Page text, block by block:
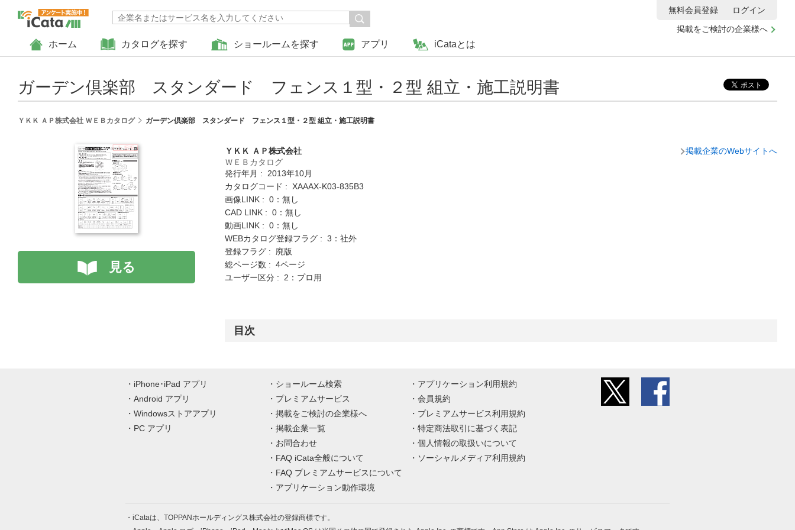
ホーム カタログを探す ショールームを探す アプリ iCataとは
掲載をご検討の企業様へ
無料会員登録 ログイン
ガーデン倶楽部 スタンダード フェンス１型・２型 組立・施工説明書
ＹＫＫ ＡＰ株式会社 ＷＥＢカタログ ガーデン倶楽部 スタンダード フェンス１型・２型 組立・施工説明書
見る
ＹＫＫ ＡＰ株式会社
ＷＥＢカタログ
発行年月 : 2013年10月
カタログコード : XAAAX-K03-835B3
画像LINK : 0：無し
CAD LINK : 0：無し
動画LINK : 0：無し
WEBカタログ登録フラグ : 3：社外
登録フラグ : 廃版
総ページ数 : 4ページ
ユーザー区分 : 2：プロ用
掲載企業のWebサイトへ
目次
iPhone･iPad アプリ
Android アプリ
Windowsストアアプリ
PC アプリ
ショールーム検索
プレミアムサービス
掲載をご検討の企業様へ
掲載企業一覧
お問合わせ
FAQ iCata全般について
FAQ プレミアムサービスについて
アプリケーション動作環境
アプリケーション利用規約
会員規約
プレミアムサービス利用規約
特定商法取引に基づく表記
個人情報の取扱いについて
ソーシャルメディア利用規約
iCataは、TOPPANホールディングス株式会社の登録商標です。